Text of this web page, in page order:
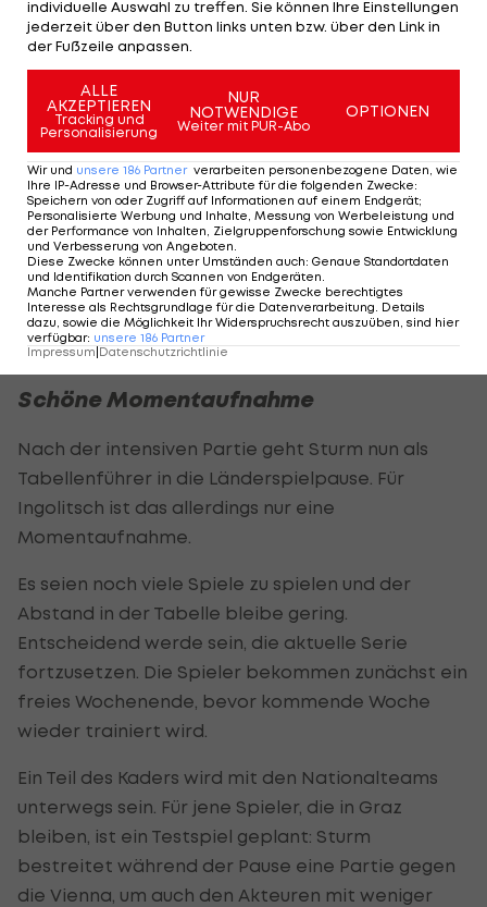
lösen.
gewesen, habe aber einen wichtigen Moment
genutzt und dadurch Energie in die zweite Hälfte
mitgenommen. Nach dem Seitenwechsel sei
seine Mannschaft besser ins Spiel gekommen,
ohne jedoch dauerhaft Druck aufbauen zu können.
Mit dem Punkt müsse man leben, so Ingolitsch.
Auch wenn ein Sieg natürlich schöner gewesen
wäre.
Schöne Momentaufnahme
Nach der intensiven Partie geht Sturm nun als
Tabellenführer in die Länderspielpause. Für
Ingolitsch ist das allerdings nur eine
Momentaufnahme.
Es seien noch viele Spiele zu spielen und der
Abstand in der Tabelle bleibe gering.
Entscheidend werde sein, die aktuelle Serie
fortzusetzen. Die Spieler bekommen zunächst ein
freies Wochenende, bevor kommende Woche
wieder trainiert wird.
Ein Teil des Kaders wird mit den Nationalteams
unterwegs sein. Für jene Spieler, die in Graz
bleiben, ist ein Testspiel geplant: Sturm
bestreitet während der Pause eine Partie gegen
die Vienna, um auch den Akteuren mit weniger
individuelle Auswahl zu treffen. Sie können Ihre Einstellungen
jederzeit über den Button links unten bzw. über den Link in
der Fußzeile anpassen.
ALLE
AKZEPTIEREN
Tracking und
Personalisierung
NUR
NOTWENDIGE
Weiter mit PUR-Abo
OPTIONEN
Wir und unsere 186 Partner verarbeiten personenbezogene Daten, wie
Ihre IP-Adresse und Browser-Attribute für die folgenden Zwecke:
Speichern von oder Zugriff auf Informationen auf einem Endgerät;
Personalisierte Werbung und Inhalte, Messung von Werbeleistung und
der Performance von Inhalten, Zielgruppenforschung sowie Entwicklung
und Verbesserung von Angeboten
Diese Zwecke können unter Umständen auch: Genaue Standortdaten
und Identifikation durch Scannen von Endgeräten
Manche Partner verwenden für gewisse Zwecke berechtigtes
Interesse als Rechtsgrundlage für die Datenverarbeitung. Details
dazu, sowie die Möglichkeit Ihr Widerspruchsrecht auszuüben, sind hier
verfügbar: unsere 186 Partner
Impressum|Datenschutzrichtlinie